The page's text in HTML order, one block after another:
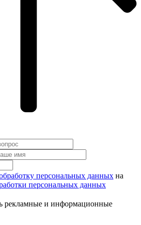
персональных данных на
персональных данных
рекламные и информационные